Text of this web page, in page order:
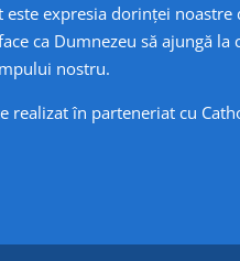
este expresia dorinței
ca Dumnezeu să ajungă
nostru.
realizat în parteneriat cu